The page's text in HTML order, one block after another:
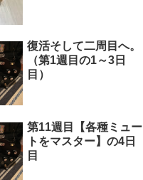
復活そして二周目へ。
（第1週目の1～3日
目）
第11週目【各種ミュー
トをマスター】の4日
目